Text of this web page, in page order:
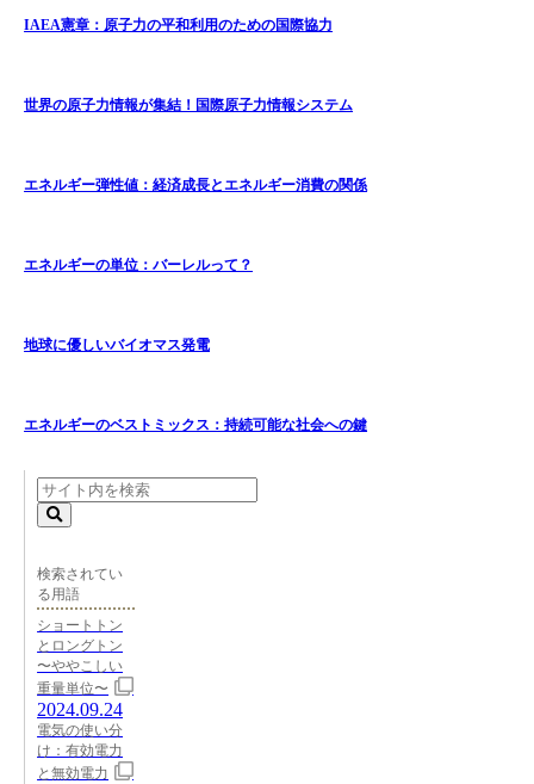
IAEA憲章：原子力の平和利用のための国際協力
世界の原子力情報が集結！国際原子力情報システム
エネルギー弾性値：経済成長とエネルギー消費の関係
エネルギーの単位：バーレルって？
地球に優しいバイオマス発電
エネルギーのベストミックス：持続可能な社会への鍵
検索されてい
る用語
ショートトン
とロングトン
〜ややこしい
重量単位〜
2024.09.24
電気の使い分
け：有効電力
と無効電力